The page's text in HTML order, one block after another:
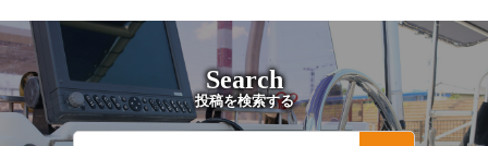
Search
投稿を検索する